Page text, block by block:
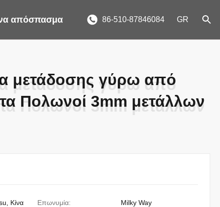
απόσπασμα 86-510-87846084 GR
μετάδοσης γύρω από
Πολωνοί 3mm μετάλλων
μετάδοσης γύρω από
Πολωνοί 3mm μετάλλων
Κίνα Επωνυμία: Milky Way